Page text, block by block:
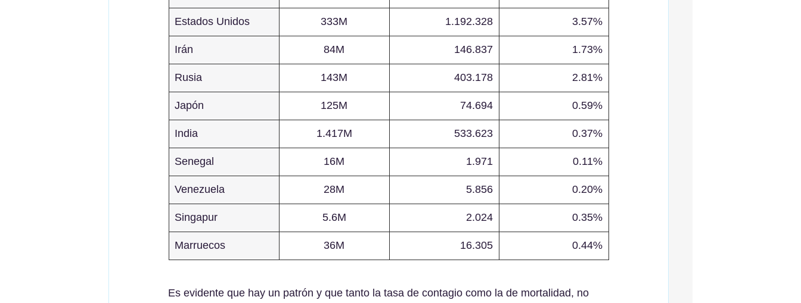
Estados Unidos 333M 1.192.328 3.57%
Irán 84M 146.837 1.73%
Rusia 143M 403.178 2.81%
Japón 125M 74.694 0.59%
India 1.417M 533.623 0.37%
Senegal 16M 1.971 0.11%
Venezuela 28M 5.856 0.20%
Singapur 5.6M 2.024 0.35%
Marruecos 36M 16.305 0.44%
Es evidente que hay un patrón y que tanto la tasa de contagio como la de mortalidad, no